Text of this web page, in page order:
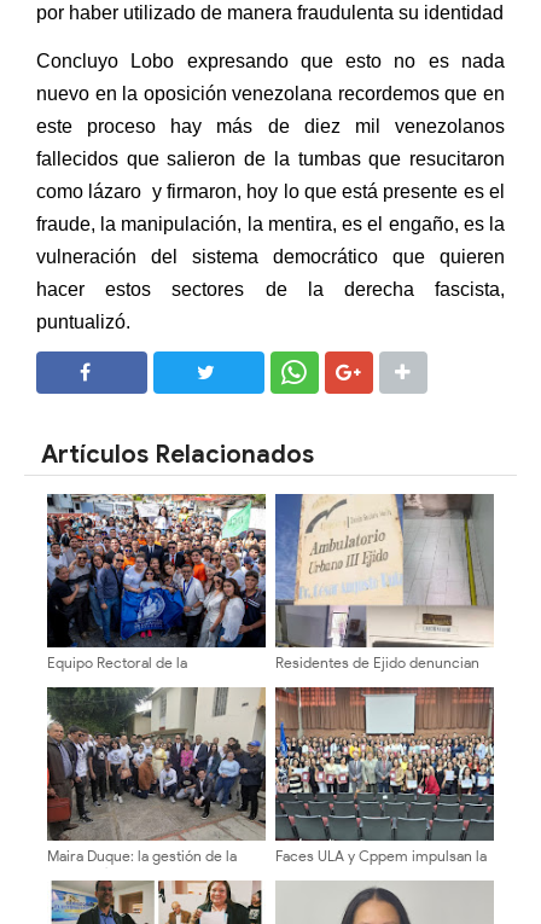
por haber utilizado de manera fraudulenta su identidad
Concluyo Lobo expresando que esto no es nada
nuevo en la oposición venezolana recordemos que en
este proceso hay más de diez mil venezolanos
fallecidos que salieron de la tumbas que resucitaron
como lázaro y firmaron, hoy lo que está presente es el
fraude, la manipulación, la mentira, es el engaño, es la
vulneración del sistema democrático que quieren
hacer estos sectores de la derecha fascista,
puntualizó.
Artículos Relacionados
Equipo Rectoral de la
se inscribió en la ULA con acto
histórico de participación
Residentes de Ejido denuncian
Urbano III
Maira Duque: la gestión de la
secretaría de la ULA será abierta
y transparente
Faces ULA y Cppem impulsan la
de certificados a 160
participantes